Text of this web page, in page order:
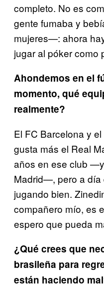
completo. No es
gente fumaba y
mujeres—: ahora
jugar al póker como
Ahondemos en el
momento, qué
realmente?
El FC Barcelona y
gusta más el Real
años en ese club
Madrid—, pero a día
jugando bien.
compañero mío, es
espero que pueda
¿Qué crees que
brasileña para
están haciendo